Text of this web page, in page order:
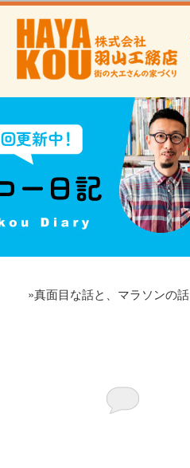
»真面目な話と、マラソンの話